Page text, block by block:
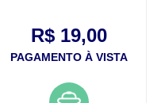
R$ 19,00
PAGAMENTO À VISTA